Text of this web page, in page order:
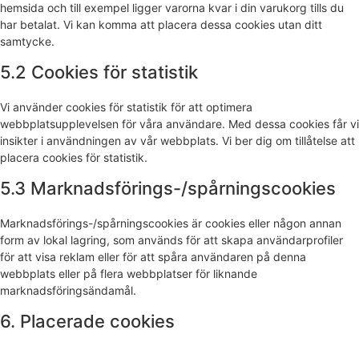
hemsida och till exempel ligger varorna kvar i din varukorg tills du
har betalat. Vi kan komma att placera dessa cookies utan ditt
samtycke.
5.2 Cookies för statistik
Vi använder cookies för statistik för att optimera
webbplatsupplevelsen för våra användare. Med dessa cookies får vi
insikter i användningen av vår webbplats. Vi ber dig om tillåtelse att
placera cookies för statistik.
5.3 Marknadsförings-/spårningscookies
Marknadsförings-/spårningscookies är cookies eller någon annan
form av lokal lagring, som används för att skapa användarprofiler
för att visa reklam eller för att spåra användaren på denna
webbplats eller på flera webbplatser för liknande
marknadsföringsändamål.
6. Placerade cookies